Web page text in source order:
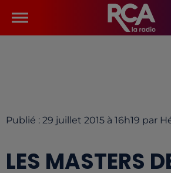
Publié : 29 juillet 2015 à 16h19 par
LES MASTERS